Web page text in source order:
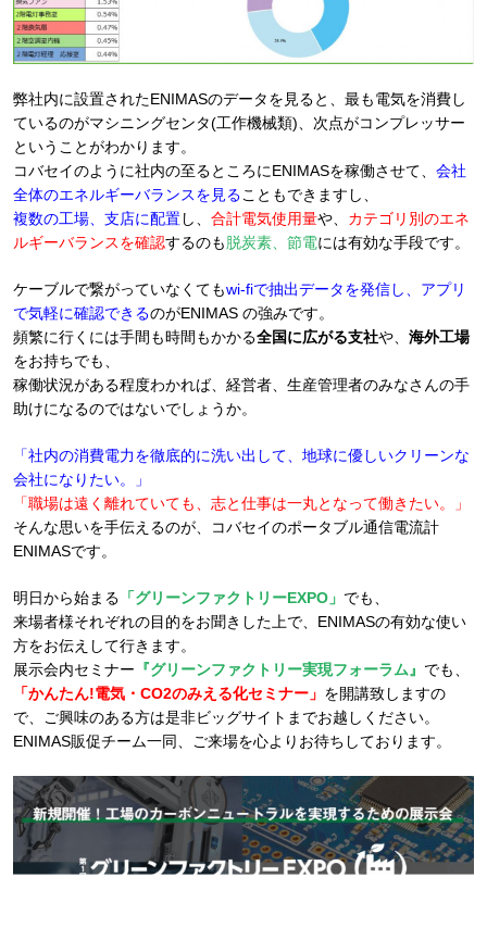
弊社内に設置されたENIMASのデータを見ると、最も電気を消費し
ているのがマシニングセンタ(工作機械類)、次点がコンプレッサー
ということがわかります。
コバセイのように社内の至るところにENIMASを稼働させて、 会社
全体のエネルギーバランスを見ることもできますし、
複数の工場、支店に配置し、 合計電気使用量や、 カテゴリ別のエネ
ルギーバランスを確認するのも脱炭素、節電には有効な手段です。
ケーブルで繋がっていなくてもwi-fiで抽出データを発信し、アプリ
で気軽に確認できるのがENIMAS の強みです。
頻繁に行くには手間も時間もかかる全国に広がる支社や、 海外工場
をお持ちでも、
稼働状況がある程度わかれば、経営者、生産管理者のみなさんの手
助けになるのではないでしょうか。
「社内の消費電力を徹底的に洗い出して、地球に優しいクリーンな
会社になりたい。」
「職場は遠く離れていても、志と仕事は一丸となって働きたい。」
そんな思いを手伝えるのが、コバセイのポータブル通信電流計
ENIMASです。
明日から始まる 「グリーンファクトリーEXPO」 でも、
来場者様それぞれの目的をお聞きした上で、ENIMASの有効な使い
方をお伝えして行きます。
展示会内セミナー 『グリーンファクトリー実現フォーラム』 でも、
「かんたん!電気・CO2のみえる化セミナー」 を開講致しますの
で、ご興味のある方は是非ビッグサイトまでお越しください。
ENIMAS販促チーム一同、ご来場を心よりお待ちしております。